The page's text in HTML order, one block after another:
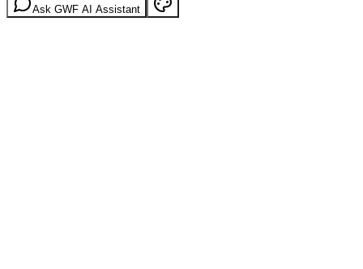
Ask GWF AI Assistant